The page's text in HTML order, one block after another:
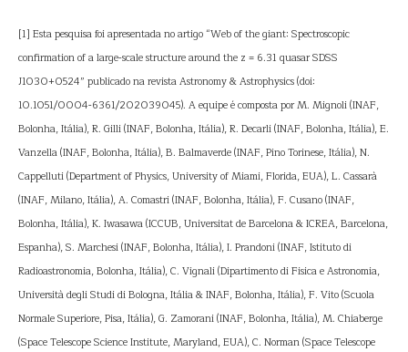
[1] Esta pesquisa foi apresentada no artigo “Web of the giant: Spectroscopic
confirmation of a large-scale structure around the z = 6.31 quasar SDSS
J1030+0524” publicado na revista Astronomy & Astrophysics (doi:
10.1051/0004-6361/202039045). A equipe é composta por M. Mignoli (INAF,
Bolonha, Itália), R. Gilli (INAF, Bolonha, Itália), R. Decarli (INAF, Bolonha, Itália), E.
Vanzella (INAF, Bolonha, Itália), B. Balmaverde (INAF, Pino Torinese, Itália), N.
Cappelluti (Department of Physics, University of Miami, Florida, EUA), L. Cassarà
(INAF, Milano, Itália), A. Comastri (INAF, Bolonha, Itália), F. Cusano (INAF,
Bolonha, Itália), K. Iwasawa (ICCUB, Universitat de Barcelona & ICREA, Barcelona,
Espanha), S. Marchesi (INAF, Bolonha, Itália), I. Prandoni (INAF, Istituto di
Radioastronomia, Bolonha, Itália), C. Vignali (Dipartimento di Fisica e Astronomia,
Università degli Studi di Bologna, Itália & INAF, Bolonha, Itália), F. Vito (Scuola
Normale Superiore, Pisa, Itália), G. Zamorani (INAF, Bolonha, Itália), M. Chiaberge
(Space Telescope Science Institute, Maryland, EUA), C. Norman (Space Telescope